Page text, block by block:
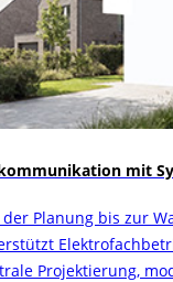
mit
der Planung bis zur
Projektierung,